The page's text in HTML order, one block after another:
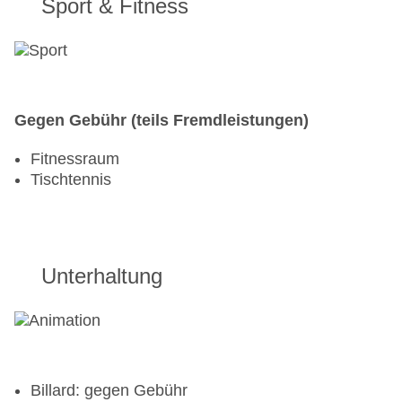
saisonabhängig; wetterabhängig, täglich 09:00
Sport & Fitness
Gegen Gebühr (teils Fremdleistungen)
Fitnessraum
Tischtennis
Unterhaltung
Billard: gegen Gebühr